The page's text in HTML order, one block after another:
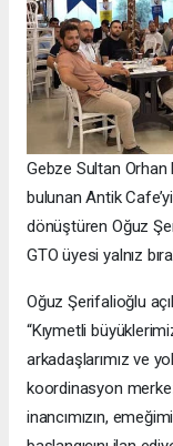
Gebze Sultan Orhan
bulunan Antik
dönüştüren Oğuz
GTO üyesi yalnız
Oğuz Şerifalioğlu
“Kıymetli
arkadaşlarımız ve
koordinasyon
inancımızın,